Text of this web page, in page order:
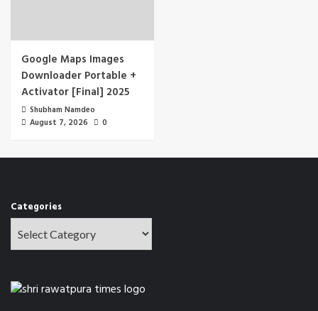
Google Maps Images
Downloader Portable +
Activator [Final] 2025
Shubham Namdeo
August 7, 2026
0
Categories